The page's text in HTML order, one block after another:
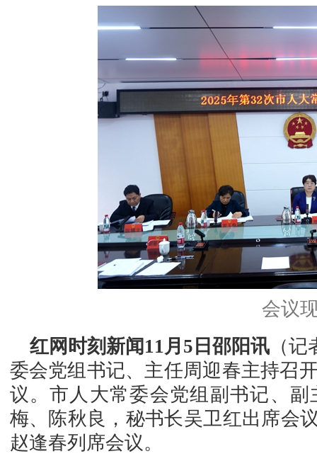
会议
红网时刻新闻11月5日邵阳讯（记
委会党组书记、主任周迎春主持召
议。市人大常委会党组副书记、
梅、陈秋良，秘书长吴卫红出席会
赵逢春列席会议。